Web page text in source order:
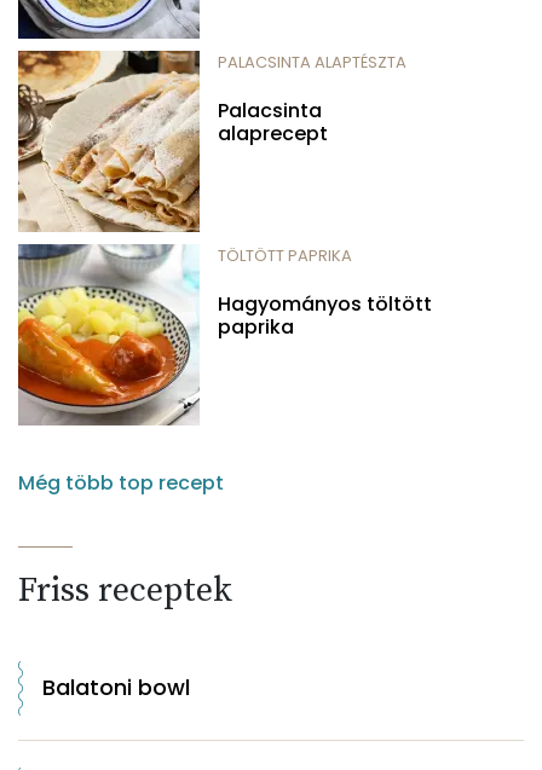
PALACSINTA ALAPTÉSZTA
Palacsinta
alaprecept
TÖLTÖTT PAPRIKA
Hagyományos töltött
paprika
Még több top recept
Friss receptek
Balatoni bowl